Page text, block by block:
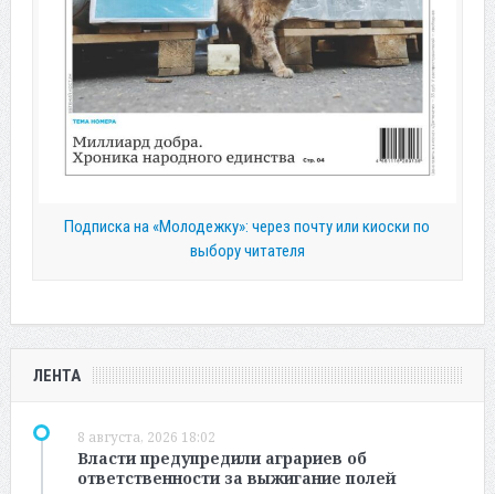
Подписка на «Молодежку»: через почту или киоски по
выбору читателя
ЛЕНТА
8 августа, 2026 18:02
Власти предупредили аграриев об
ответственности за выжигание полей